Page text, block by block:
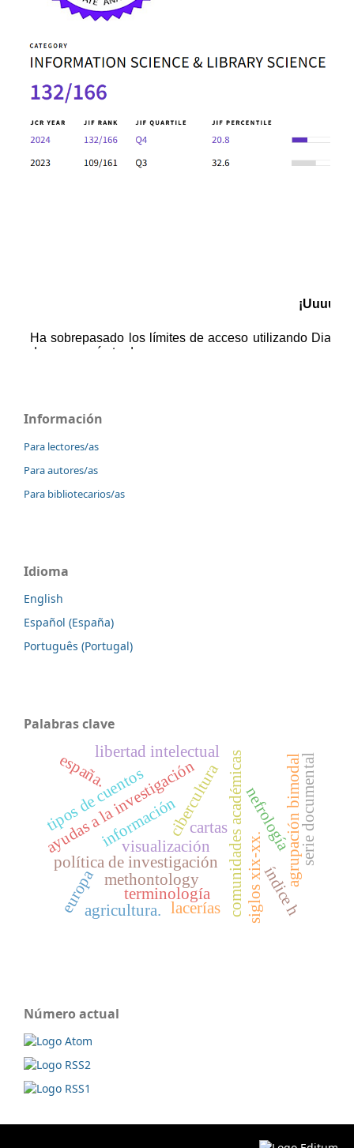
Información
Para lectores/as
Para autores/as
Para bibliotecarios/as
Idioma
English
Español (España)
Português (Portugal)
Palabras clave
información
visualización comunidades académicas
cibercultura
ayudas a la investigación
política de investigación
methontology
nefrología
terminología
agrupación bimodal
lacerías
tipos de cuentos cartas
españa.
siglos xix-xx.
europa
serie documental
libertad intelectual
agricultura. índice h
Número actual